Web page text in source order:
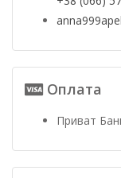
Оплата
Приват